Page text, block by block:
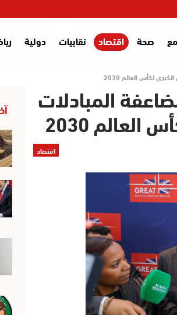
صحة اقتصاد نقابيات دولية
لكأس العالم 2030
المبادلات
2030
اقتصاد